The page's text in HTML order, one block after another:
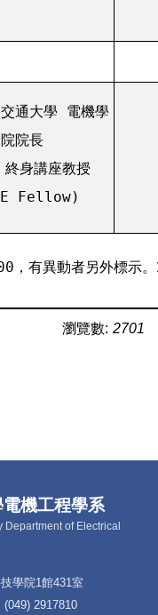
通大學 電機學
院院長
身講座教授
Fellow)
有異動者另外標示
瀏覽數: 2701
機工程學系
of Electrical
學院1館431室
(049) 2917810